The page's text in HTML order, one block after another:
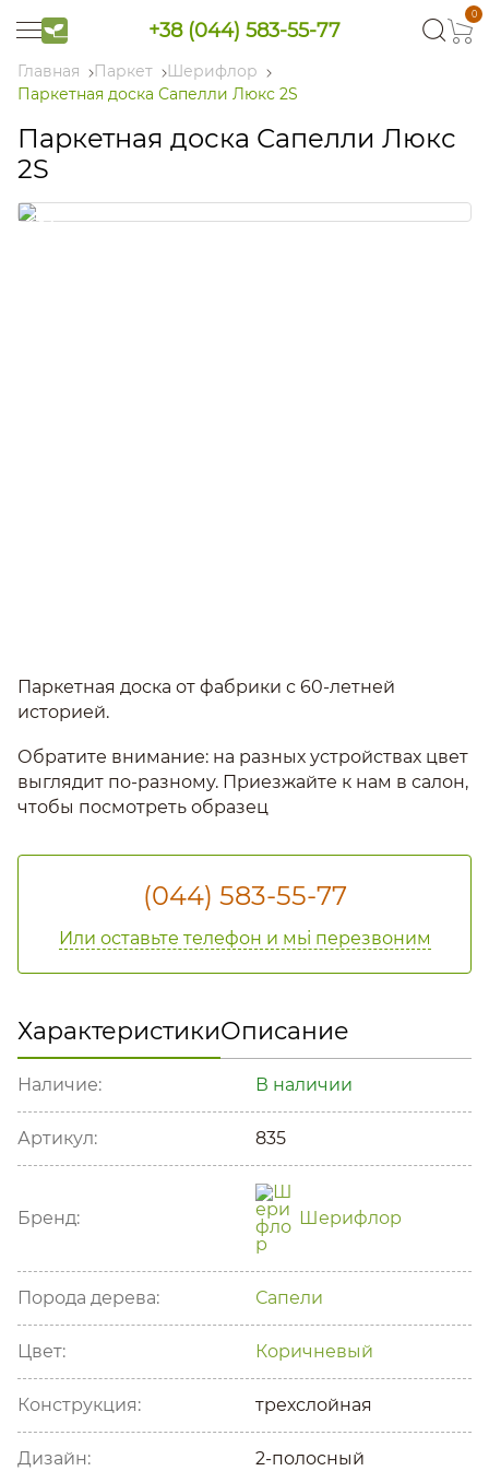
+38 (044) 583-55-77
0
Главная Паркет
Шерифлор
Паркетная доска Сапелли Люкс 2S
Паркетная доска Сапелли Люкс
2S
Паркетная доска от фабрики с 60-летней
историей.
Обратите внимание: на разных устройствах цвет
выглядит по-разному. Приезжайте к нам в салон,
чтобы посмотреть образец
(044) 583-55-77
Или оставьте телефон и мьі перезвоним
ХарактеристикиОписание
Наличие: В наличии
Артикул: 835
Бренд: Шерифлор
Порода дерева: Сапели
Цвет: Коричневый
Конструкция: трехслойная
Дизайн: 2-полосный